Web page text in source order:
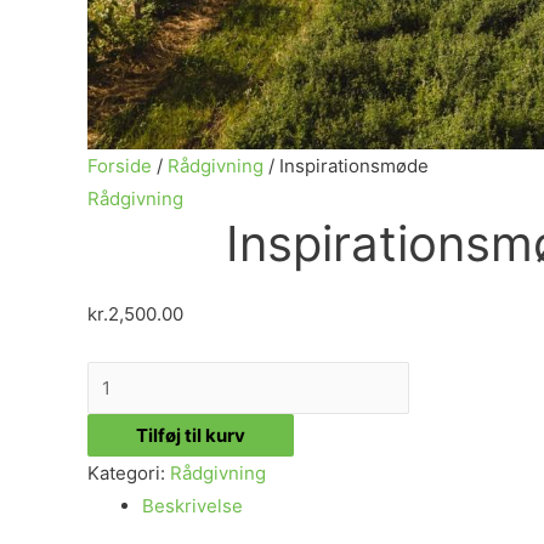
Forside / Rådgivning / Inspirationsmøde
Rådgivning
kr.2,500.00
Inspirationsmøde
antal
Tilføj til kurv
Kategori: Rådgivning
Beskrivelse